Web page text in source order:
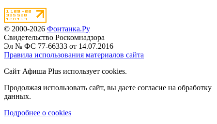
© 2000-2026 Фонтанка.Ру
Свидетельство Роскомнадзора
Эл № ФС 77-66333 от 14.07.2016
Правила использования материалов сайта
Сайт Афиша Plus использует cookies.
Продолжая использовать сайт, вы даете согласие на обработку
данных.
Подробнее о cookies